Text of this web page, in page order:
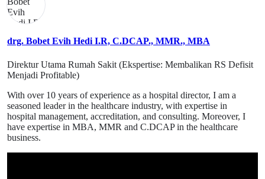
Mengerucutkan masalah yang dapat diselesaikan.
Menganilasi analisa AHP untuk pengambilan keputusan.
Mengambil keputusan obyektif berdasarkan data.
drg. Bobet Evih Hedi I.R, C.DCAP., MMR., MBA
Direktur Utama Rumah Sakit (Ekspertise: Membalikan RS Defisit
Menjadi Profitable)
With over 10 years of experience as a hospital director, I am a
seasoned leader in the healthcare industry, with expertise in
hospital management, accreditation, and consulting. Moreover, I
have expertise in MBA, MMR and C.DCAP in the healthcare
business.